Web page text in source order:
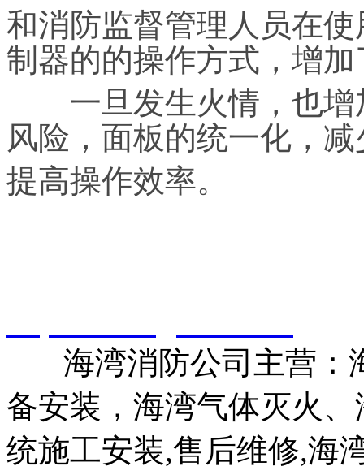
和消防监督管理人员在
制器的的操作方式，增
一旦发生火情，也增
风险，面板的统一化，
提高操作效率。
海湾消防公司主营：
备安装，海湾气体灭火
统施工安装,售后维修,海